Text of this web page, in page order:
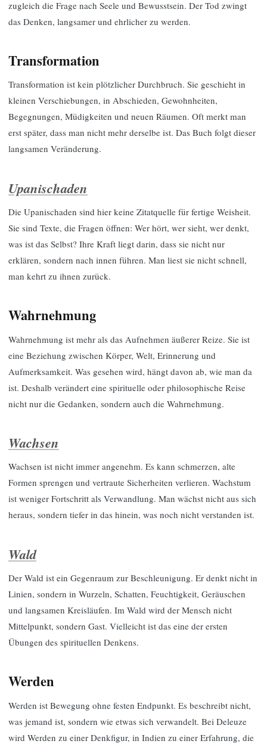
zugleich die Frage nach Seele und Bewusstsein. Der Tod zwingt
das Denken, langsamer und ehrlicher zu werden.
Transformation
Transformation ist kein plötzlicher Durchbruch. Sie geschieht in
kleinen Verschiebungen, in Abschieden, Gewohnheiten,
Begegnungen, Müdigkeiten und neuen Räumen. Oft merkt man
erst später, dass man nicht mehr derselbe ist. Das Buch folgt dieser
langsamen Veränderung.
Upanischaden
Die Upanischaden sind hier keine Zitatquelle für fertige Weisheit.
Sie sind Texte, die Fragen öffnen: Wer hört, wer sieht, wer denkt,
was ist das Selbst? Ihre Kraft liegt darin, dass sie nicht nur
erklären, sondern nach innen führen. Man liest sie nicht schnell,
man kehrt zu ihnen zurück.
Wahrnehmung
Wahrnehmung ist mehr als das Aufnehmen äußerer Reize. Sie ist
eine Beziehung zwischen Körper, Welt, Erinnerung und
Aufmerksamkeit. Was gesehen wird, hängt davon ab, wie man da
ist. Deshalb verändert eine spirituelle oder philosophische Reise
nicht nur die Gedanken, sondern auch die Wahrnehmung.
Wachsen
Wachsen ist nicht immer angenehm. Es kann schmerzen, alte
Formen sprengen und vertraute Sicherheiten verlieren. Wachstum
ist weniger Fortschritt als Verwandlung. Man wächst nicht aus sich
heraus, sondern tiefer in das hinein, was noch nicht verstanden ist.
Wald
Der Wald ist ein Gegenraum zur Beschleunigung. Er denkt nicht in
Linien, sondern in Wurzeln, Schatten, Feuchtigkeit, Geräuschen
und langsamen Kreisläufen. Im Wald wird der Mensch nicht
Mittelpunkt, sondern Gast. Vielleicht ist das eine der ersten
Übungen des spirituellen Denkens.
Werden
Werden ist Bewegung ohne festen Endpunkt. Es beschreibt nicht,
was jemand ist, sondern wie etwas sich verwandelt. Bei Deleuze
wird Werden zu einer Denkfigur, in Indien zu einer Erfahrung, die